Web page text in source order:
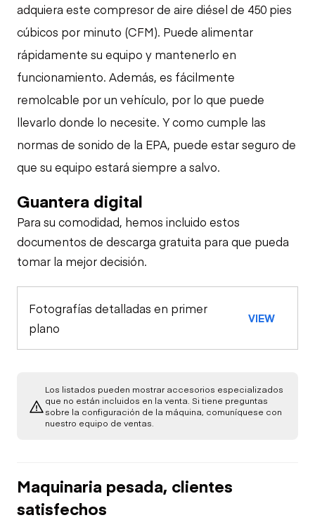
adquiera este compresor de aire diésel de 450 pies
cúbicos por minuto (CFM). Puede alimentar
rápidamente su equipo y mantenerlo en
funcionamiento. Además, es fácilmente
remolcable por un vehículo, por lo que puede
llevarlo donde lo necesite. Y como cumple las
normas de sonido de la EPA, puede estar seguro de
que su equipo estará siempre a salvo.
Guantera digital
Para su comodidad, hemos incluido estos
documentos de descarga gratuita para que pueda
tomar la mejor decisión.
Fotografías detalladas en primer
plano
VIEW
Los listados pueden mostrar accesorios especializados
que no están incluidos en la venta. Si tiene preguntas
sobre la configuración de la máquina, comuníquese con
nuestro equipo de ventas.
Maquinaria pesada, clientes
satisfechos